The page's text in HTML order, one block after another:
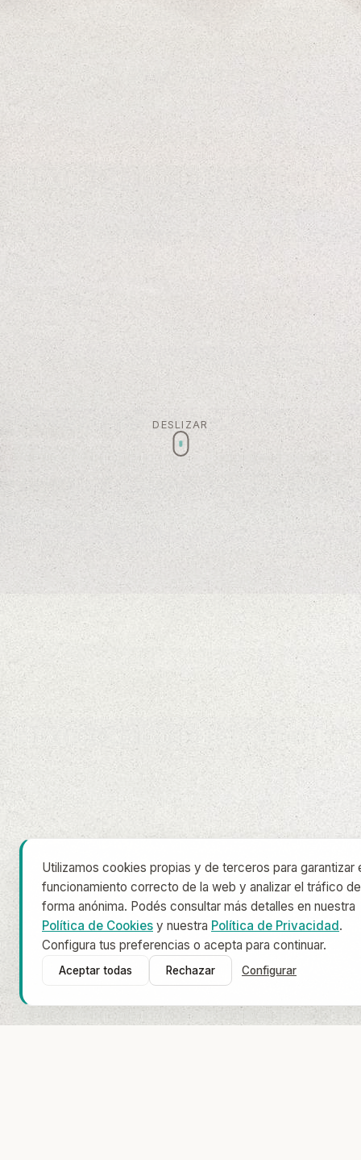
DESLIZAR
Utilizamos cookies propias y de terceros para garantizar
funcionamiento correcto de la web y analizar el tráfico de
forma anónima. Podés consultar más detalles en nuestra
Política de Cookies y nuestra Política de Privacidad.
Configura tus preferencias o acepta para continuar.
Aceptar todas Rechazar Configurar